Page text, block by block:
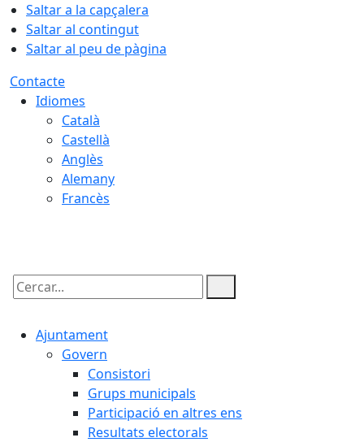
Saltar a la capçalera
Saltar al contingut
Saltar al peu de pàgina
Contacte
Idiomes
Català
Castellà
Anglès
Alemany
Francès
Cercar:
Ajuntament
Govern
Consistori
Grups municipals
Participació en altres ens
Resultats electorals